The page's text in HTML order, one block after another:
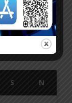
S N